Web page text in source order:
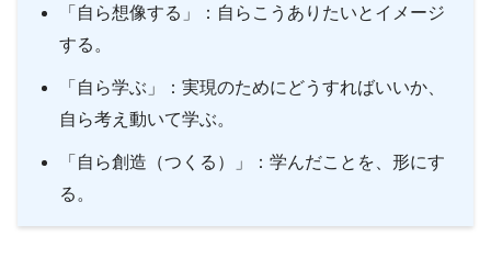
「自ら想像する」：自らこうありたいとイメージ
する。
「自ら学ぶ」：実現のためにどうすればいいか、
自ら考え動いて学ぶ。
「自ら創造（つくる）」：学んだことを、形にす
る。